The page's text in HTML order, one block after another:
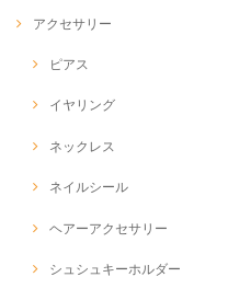
アクセサリー
ピアス
イヤリング
ネックレス
ネイルシール
ヘアーアクセサリー
シュシュキーホルダー